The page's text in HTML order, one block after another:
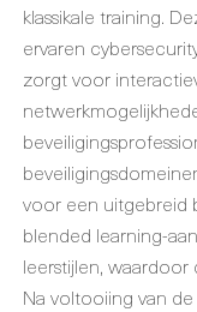
klassikale training.
ervaren
zorgt voor
voor een uitgebreid
blended learning-
leerstijlen,
Na voltooiing van